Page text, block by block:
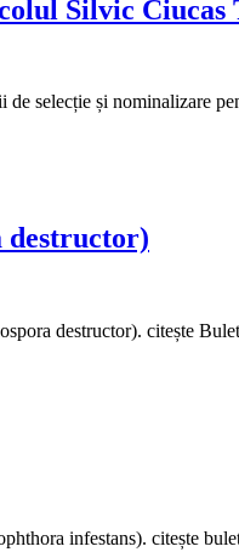
Silvic Ciucas
selecție și
destructor)
destructor). citește
infestans). citește